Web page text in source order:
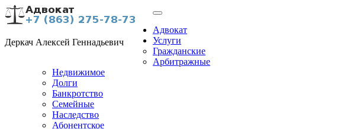
Деркач Алексей Геннадьевич
Адвокат
Услуги
Гражданские
Арбитражные
Недвижимое
Долги
Банкротство
Семейные
Наследство
Абонентское